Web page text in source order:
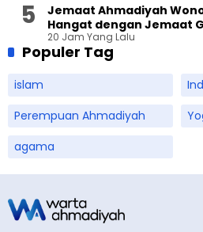
Jemaat Ahmadiyah
Hangat dengan Jemaat
20 Jam Yang Lalu
Populer Tag
islam
Perempuan Ahmadiyah
agama